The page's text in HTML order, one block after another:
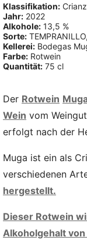
Klassifikation:
Jahr: 2022
Alkohole: 13,5 %
Sorte:
Kellerei: Bodegas
Farbe: Rotwein
Quantität: 75 cl
Der Rotwein
Wein vom
erfolgt nach der
Muga ist ein als
verschiedenen
hergestellt.
Dieser Rotwein
Alkoholgehalt von